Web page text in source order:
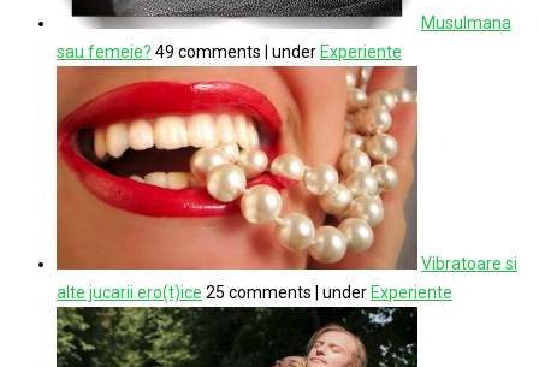
Musulmana
sau femeie? 49 comments under Experiente
Vibratoare si
alte jucarii ero(t)ice 25 comments under Experiente